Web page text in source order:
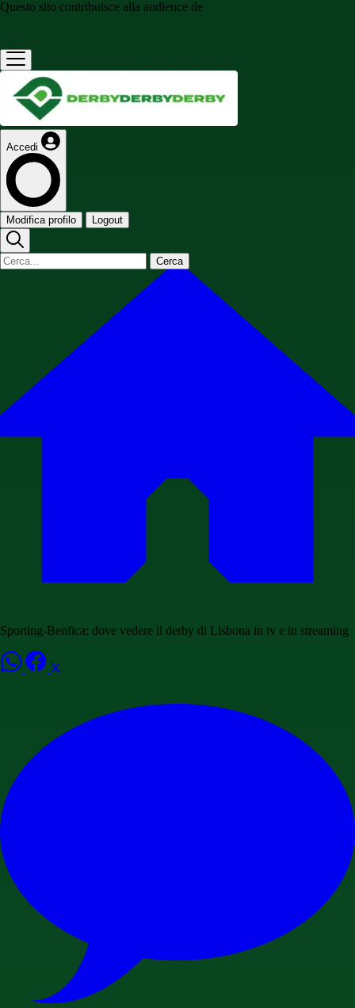
Questo sito contribuisce alla audience de
Accedi
Modifica profilo Logout
Cerca
Sporting-Benfica: dove vedere il derby di Lisbona in tv e in streaming